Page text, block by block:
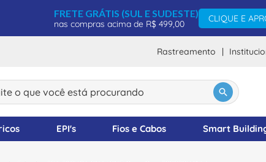
FRETE GRÁTIS (SUL E SUDESTE)
nas compras acima de R$ 499,00
CLIQUE E
Rastreamento
o que você está procurando
EPI's Fios e Cabos Smart